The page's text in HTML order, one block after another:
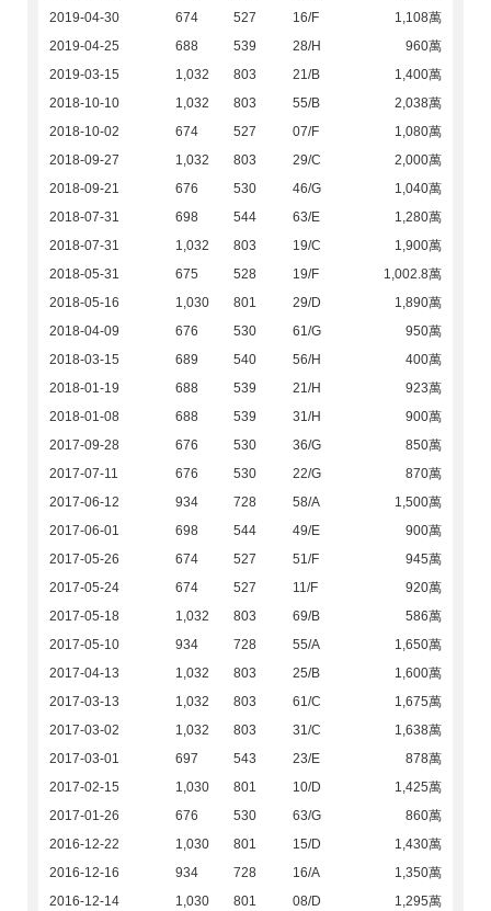
2019-04-30
674 527 16/F
1,108萬
2019-04-25
688 539 28/H
960萬
2019-03-15
1,032 803 21/B
1,400萬
2018-10-10
1,032 803 55/B
2,038萬
2018-10-02
674 527 07/F
1,080萬
2018-09-27
1,032 803 29/C
2,000萬
2018-09-21
676 530 46/G
1,040萬
2018-07-31
698 544 63/E
1,280萬
2018-07-31
1,032 803 19/C
1,900萬
2018-05-31
675 528 19/F
1,002.8萬
2018-05-16
1,030 801 29/D
1,890萬
2018-04-09
676 530 61/G
950萬
2018-03-15
689 540 56/H
400萬
2018-01-19
688 539 21/H
923萬
2018-01-08
688 539 31/H
900萬
2017-09-28
676 530 36/G
850萬
2017-07-11
676 530 22/G
870萬
2017-06-12
934 728 58/A
1,500萬
2017-06-01
698 544 49/E
900萬
2017-05-26
674 527 51/F
945萬
2017-05-24
674 527 11/F
920萬
2017-05-18
1,032 803 69/B
586萬
2017-05-10
934 728 55/A
1,650萬
2017-04-13
1,032 803 25/B
1,600萬
2017-03-13
1,032 803 61/C
1,675萬
2017-03-02
1,032 803 31/C
1,638萬
2017-03-01
697 543 23/E
878萬
2017-02-15
1,030 801 10/D
1,425萬
2017-01-26
676 530 63/G
860萬
2016-12-22
1,030 801 15/D
1,430萬
2016-12-16
934 728 16/A
1,350萬
2016-12-14
1,030 801 08/D
1,295萬